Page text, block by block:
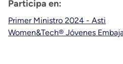
Participa en:
Primer Ministro 2024 - Asti
Women&Tech® Jóvenes